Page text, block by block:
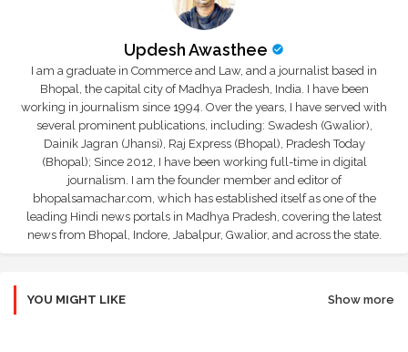
Updesh Awasthee
I am a graduate in Commerce and Law, and a journalist based in
Bhopal, the capital city of Madhya Pradesh, India. I have been
working in journalism since 1994. Over the years, I have served with
several prominent publications, including: Swadesh (Gwalior),
Dainik Jagran (Jhansi), Raj Express (Bhopal), Pradesh Today
(Bhopal); Since 2012, I have been working full-time in digital
journalism. I am the founder member and editor of
bhopalsamachar.com, which has established itself as one of the
leading Hindi news portals in Madhya Pradesh, covering the latest
news from Bhopal, Indore, Jabalpur, Gwalior, and across the state.
YOU MIGHT LIKE Show more